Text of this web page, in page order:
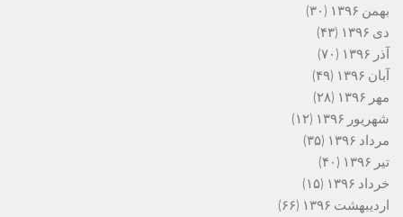
بهمن ۱۳۹۶
(۳۰)
دی ۱۳۹۶
(۴۳)
آذر ۱۳۹۶
(۷۰)
آبان ۱۳۹۶
(۴۹)
مهر ۱۳۹۶
(۲۸)
شهریور ۱۳۹۶
(۱۲)
مرداد ۱۳۹۶
(۳۵)
تیر ۱۳۹۶
(۴۰)
خرداد ۱۳۹۶
(۱۵)
اردیبهشت ۱۳۹۶
(۶۶)